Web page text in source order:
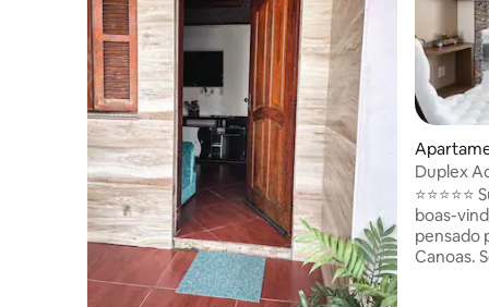
Duplex
da ULBRA
boas-vindas! Imagine-se em
pensado
Canoas.